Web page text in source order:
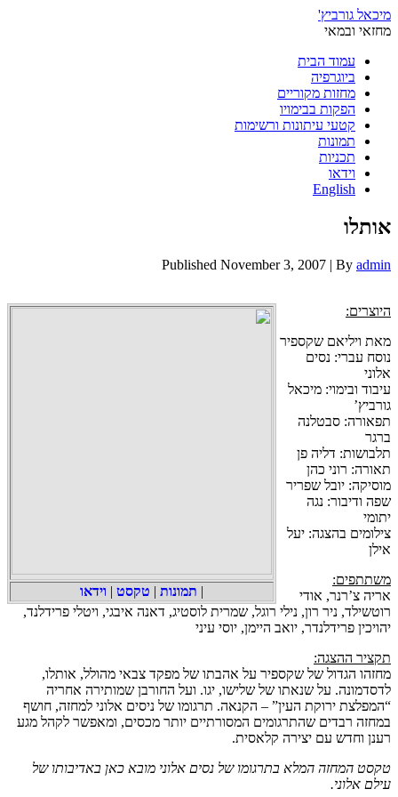
מיכאל גורביץ'
מחזאי ובמאי
עמוד הבית
ביוגרפיה
מחזות מקוריים
הפקות בבימויו
קטעי עיתונות ורשימות
תמונות
תכניות
וידאו
English
אותלו
Published November 3, 2007 | By admin
| תמונות | טקסט | וידאו
היוצרים:
מאת ויליאם שקספיר
נוסח עברי: נסים
אלוני
עיבוד ובימוי: מיכאל
גורביץ’
תפאורה: סבטלנה
ברגר
תלבושות: דליה פן
תאורה: רוני כהן
מוסיקה: יובל שפריר
שפה ודיבור: נגה
יתומי
צילומים בהצגה: יעל
אילן
משתתפים:
אריה צ’רנר, אודי
רוטשילד, ניר רון, נילי רוגל, שמרית לוסטיג, דאנה איבגי, ויטלי פרידלנד,
יהויכין פרידלנדר, יואב היימן, יוסי עיני
תקציר ההצגה:
מחזהו הגדול של שקספיר על אהבתו של מפקד צבאי מהולל, אותלו,
לדסדמונה. על שנאתו של שלישו, יגו. ועל החורבן שמותירה אחריה
“המפלצת ירוקת העין” – הקנאה. תרגומו של ניסים אלוני למחזה, חושף
במחזה רבדים שהתרגומים המסורתיים יותר מכסים, ומאפשר לקהל מגע
רענן וחדש עם יצירה קלאסית.
טקסט המחזה המלא בתרגומו של נסים אלוני מובא כאן באדיבותו של
עילם אלוני.